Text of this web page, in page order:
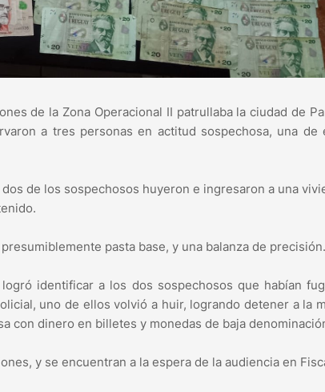
de la Zona Operacional II patrullaba la ciudad de
a tres personas en actitud sospechosa, una de
de los sospechosos huyeron e ingresaron a una
pasta base, y una balanza de precisión.
identificar a los dos sospechosos que habían
uno de ellos volvió a huir, logrando detener a la
con dinero en billetes y monedas de baja
y se encuentran a la espera de la audiencia en